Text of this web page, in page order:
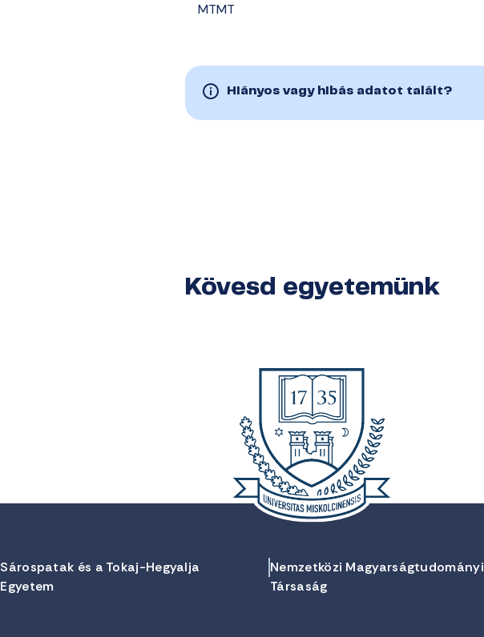
MTMT
Hiányos vagy hibás adatot talált?
Kövesd egyetemünk
Sárospatak és a Tokaj-Hegyalja
Egyetem
Nemzetközi Magyarságtudományi
Társaság